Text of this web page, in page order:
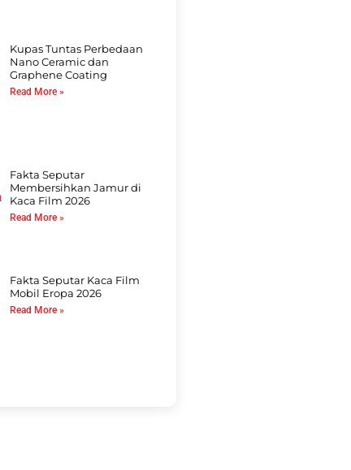
Kupas Tuntas Perbedaan
Nano Ceramic dan
Graphene Coating
Read More »
Fakta Seputar
Membersihkan Jamur di
Kaca Film 2026
Read More »
Fakta Seputar Kaca Film
Mobil Eropa 2026
Read More »